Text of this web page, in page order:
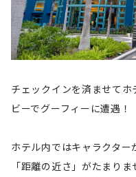
チェックインを済ませて
ビーでグーフィーに遭遇！
ホテル内ではキャラクタ
「距離の近さ」がたまりま